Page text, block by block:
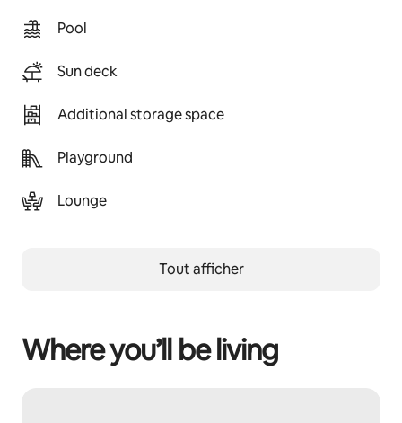
Pool
Sun deck
Additional storage space
Playground
Lounge
Tout afficher
Where you’ll be living